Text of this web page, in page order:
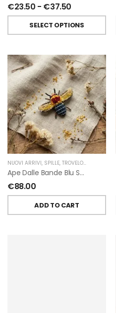
€23.50 - €37.50
SELECT OPTIONS
NUOVI ARRIVI, SPILLE, TROVELORE
Ape Dalle Bande Blu Spilla Decorata A Mano Di Trovelore
€88.00
ADD TO CART